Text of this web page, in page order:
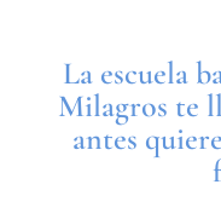
La escuela
Milagros te
antes